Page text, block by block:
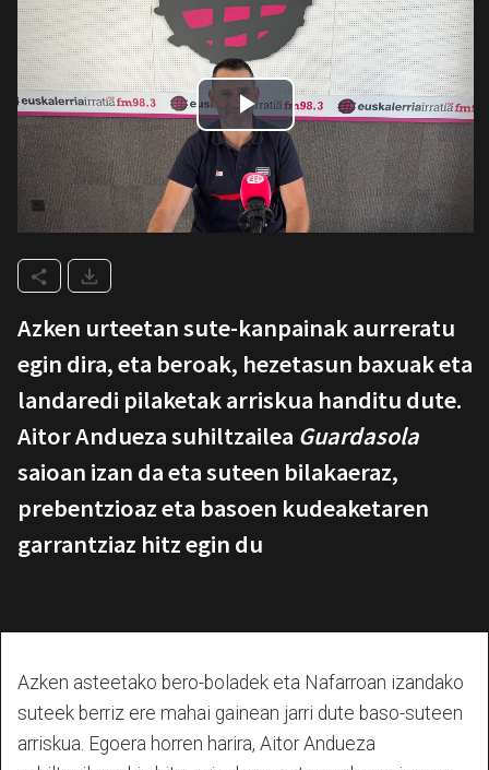
Azken urteetan sute-kanpainak aurreratu
egin dira, eta beroak, hezetasun baxuak eta
landaredi pilaketak arriskua handitu dute.
Aitor Andueza suhiltzailea Guardasola
saioan izan da eta suteen bilakaeraz,
prebentzioaz eta basoen kudeaketaren
garrantziaz hitz egin du
Azken asteetako bero-boladek eta Nafarroan izandako
suteek berriz ere mahai gainean jarri dute baso-suteen
arriskua. Egoera horren harira, Aitor Andueza